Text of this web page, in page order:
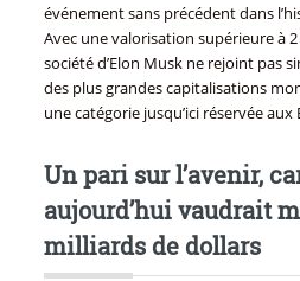
événement sans précédent dans
Avec une valorisation supérieure à
société d’Elon Musk ne rejoint pas
des plus grandes capitalisations
une catégorie jusqu’ici réservée
Un pari sur l’avenir,
aujourd’hui vaudrait
milliards de dollars